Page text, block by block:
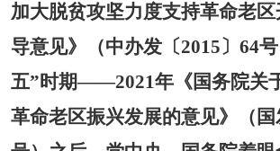
加大脱贫攻坚力度支持革命老
导意见》（中办发〔2015〕64
五”时期——2021年《国务院关
革命老区振兴发展的意见》（国